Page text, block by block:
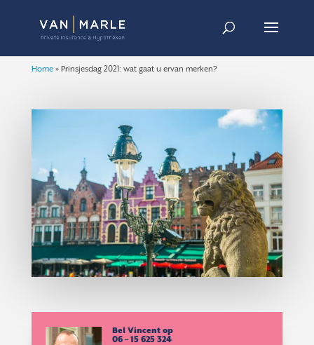
Home» Prinsjesdag 2021: wat gaat u ervan merken?
Bel Vincent op
06 – 15 625 324